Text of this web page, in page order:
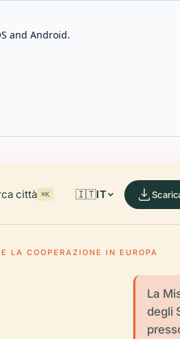
and Android.
città ⌘K 🇮🇹IT
LA COOPERAZIONE IN EUROPA
La
degli